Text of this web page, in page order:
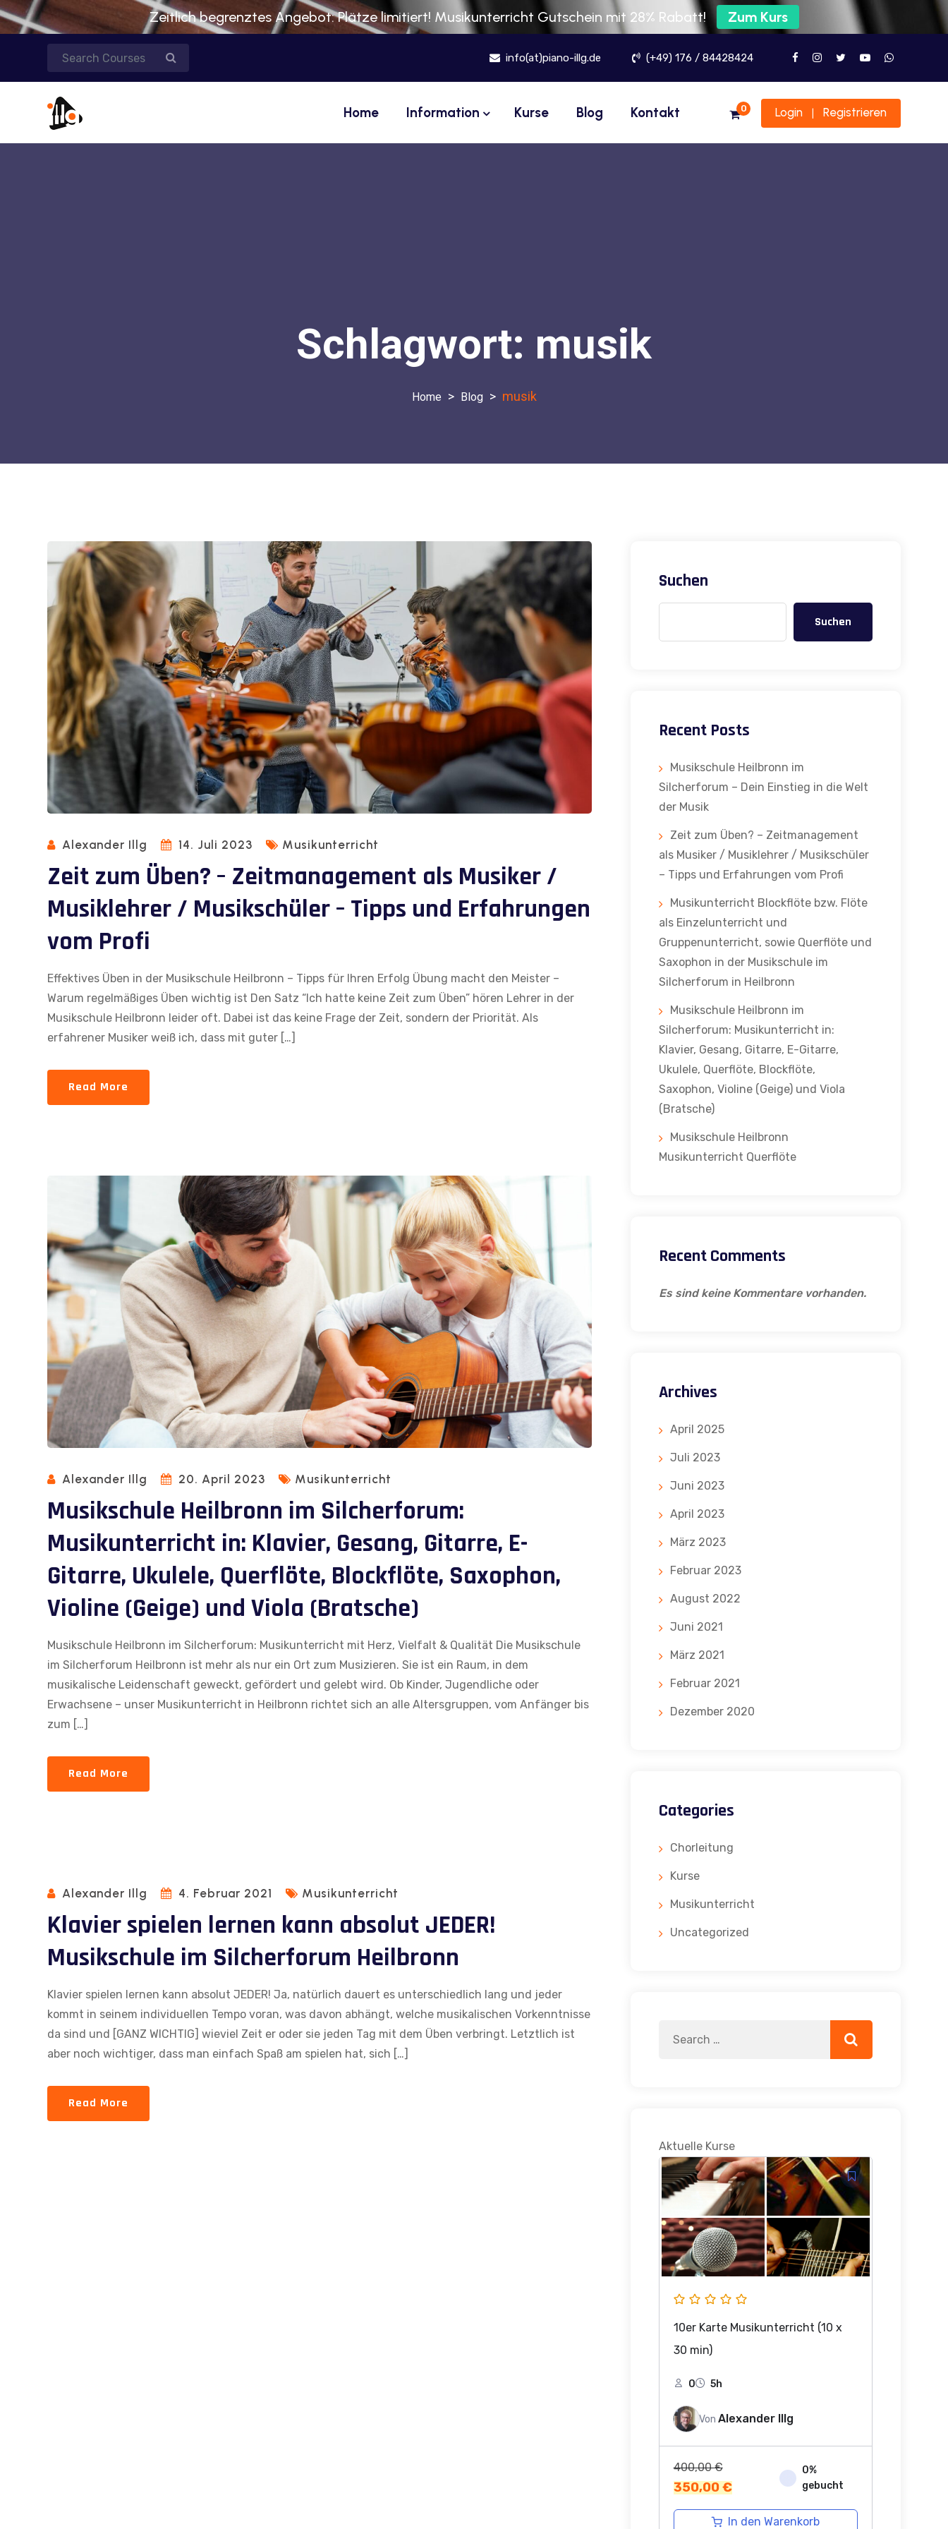
Zeitlich begrenztes Angebot: Plätze limitiert! Musikunterricht Gutschein mit 28% Rabatt! Zum Kurs
info(at)piano-illg.de (+49) 176 / 84428424
Home Information Kurse Blog Kontakt 0 Login Registrieren
Schlagwort: musik
> Blog > musik
Alexander Illg 14. Juli 2023 Musikunterricht
Zeit zum Üben? – Zeitmanagement als Musiker /
Musiklehrer / Musikschüler – Tipps und Erfahrungen
vom Profi
Effektives Üben in der Musikschule Heilbronn – Tipps für Ihren Erfolg Übung macht den Meister –
Warum regelmäßiges Üben wichtig ist Den Satz “Ich hatte keine Zeit zum Üben” hören Lehrer in der
Musikschule Heilbronn leider oft. Dabei ist das keine Frage der Zeit, sondern der Priorität. Als
erfahrener Musiker weiß ich, dass mit guter […]
Read More
Alexander Illg 20. April 2023 Musikunterricht
Musikschule Heilbronn im Silcherforum:
Musikunterricht in: Klavier, Gesang, Gitarre, E-
Gitarre, Ukulele, Querflöte, Blockflöte, Saxophon,
Violine (Geige) und Viola (Bratsche)
Musikschule Heilbronn im Silcherforum: Musikunterricht mit Herz, Vielfalt & Qualität Die Musikschule
im Silcherforum Heilbronn ist mehr als nur ein Ort zum Musizieren. Sie ist ein Raum, in dem
musikalische Leidenschaft geweckt, gefördert und gelebt wird. Ob Kinder, Jugendliche oder
Erwachsene – unser Musikunterricht in Heilbronn richtet sich an alle Altersgruppen, vom Anfänger bis
zum […]
Read More
Alexander Illg 4. Februar 2021 Musikunterricht
Klavier spielen lernen kann absolut JEDER!
Musikschule im Silcherforum Heilbronn
Klavier spielen lernen kann absolut JEDER! Ja, natürlich dauert es unterschiedlich lang und jeder
kommt in seinem individuellen Tempo voran, was davon abhängt, welche musikalischen Vorkenntnisse
da sind und [GANZ WICHTIG] wieviel Zeit er oder sie jeden Tag mit dem Üben verbringt. Letztlich ist
aber noch wichtiger, dass man einfach Spaß am spielen hat, sich […]
Read More
Suchen
Suchen
Recent Posts
Musikschule Heilbronn im
Silcherforum – Dein Einstieg in die Welt
der Musik
Zeit zum Üben? – Zeitmanagement
als Musiker / Musiklehrer / Musikschüler
– Tipps und Erfahrungen vom Profi
Musikunterricht Blockflöte bzw. Flöte
als Einzelunterricht und
Gruppenunterricht, sowie Querflöte und
Saxophon in der Musikschule im
Silcherforum in Heilbronn
Musikschule Heilbronn im
Silcherforum: Musikunterricht in:
Klavier, Gesang, Gitarre, E-Gitarre,
Ukulele, Querflöte, Blockflöte,
Saxophon, Violine (Geige) und Viola
(Bratsche)
Musikschule Heilbronn
Musikunterricht Querflöte
Recent Comments
Es sind keine Kommentare vorhanden.
Archives
April 2025
Juli 2023
Juni 2023
April 2023
März 2023
Februar 2023
August 2022
Juni 2021
März 2021
Februar 2021
Dezember 2020
Categories
Chorleitung
Kurse
Musikunterricht
Uncategorized
Search
Aktuelle Kurse
10er Karte Musikunterricht (10 x
30 min)
0 5h
Von Alexander Illg
400,00€Ursprünglicher
Preis
400,00 €
350,00€Aktueller
ist:
0%
gebucht
In den Warenkorb